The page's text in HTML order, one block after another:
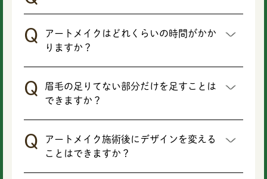
アートメイクはどれくらいの時間がかか
りますか？
眉毛の足りてない部分だけを足すことは
できますか？
アートメイク施術後にデザインを変える
ことはできますか？